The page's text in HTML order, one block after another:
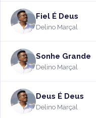
Fiel É Deus
Delino Marçal
Sonhe Grande
Delino Marçal
Deus É Deus
Delino Marçal